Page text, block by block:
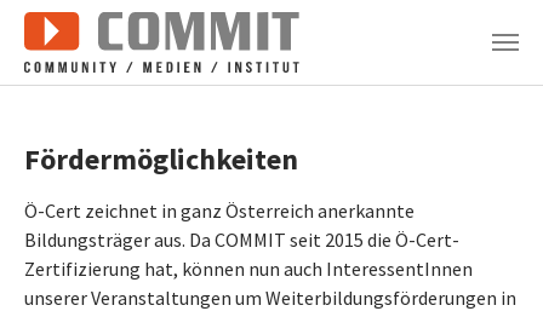
Zum Hauptinhalt springen
Fördermöglichkeiten
Ö-Cert zeichnet in ganz Österreich anerkannte
Bildungsträger aus. Da COMMIT seit 2015 die Ö-Cert-
Zertifizierung hat, können nun auch InteressentInnen
unserer Veranstaltungen um Weiterbildungsförderungen in